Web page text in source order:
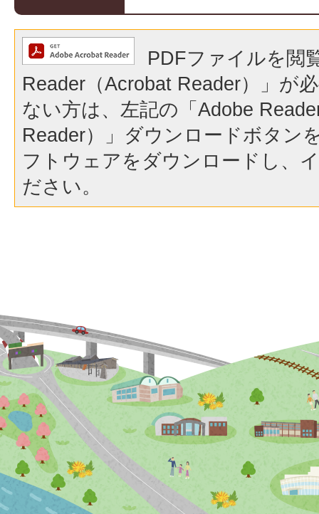
PDFファイルを閲
Reader（Acrobat Reader）」が
ない方は、左記の「Adobe
Reader）」ダウンロードボタン
フトウェアをダウンロードし、
ださい。